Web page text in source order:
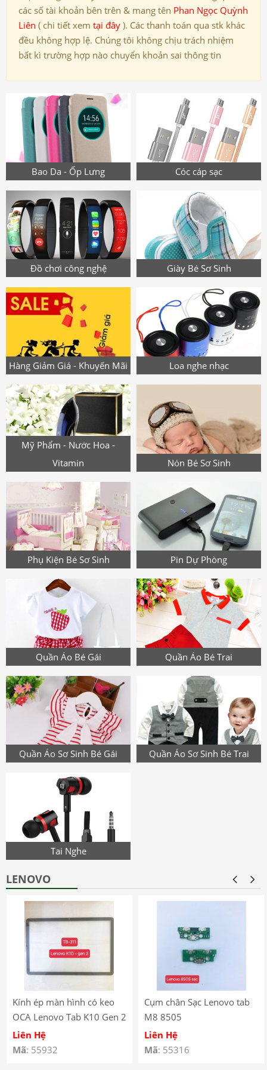
các số tài khoản bên trên & mang tên Phan Ngọc Quỳnh
Liên ( chi tiết xem tại đây ). Các thanh toán qua stk khác
đều không hợp lệ. Chúng tôi không chịu trách nhiệm
bất kì trường hợp nào chuyển khoản sai thông tin
Bao Da - Ốp Lưng Cóc cáp sạc
Đồ chơi công nghệ Giày Bé Sơ Sinh
Hàng Giảm Giá - Khuyến Mãi Loa nghe nhạc
Mỹ Phẩm - Nước Hoa -
Vitamin
Nón Bé Sơ Sinh
Phụ Kiện Bé Sơ Sinh Pin Dự Phòng
Quần Áo Bé Gái Quần Áo Bé Trai
Quần Áo Sơ Sinh Bé Gái Quần Áo Sơ Sinh Bé Trai
Tai Nghe
LENOVO
Kính ép màn hình có keo
OCA Lenovo Tab K10 Gen 2
(2025) – TB-311
Liên Hệ
Mã: 55932
Cụm chân Sạc Lenovo tab
M8 8505
Liên Hệ
Mã: 55316